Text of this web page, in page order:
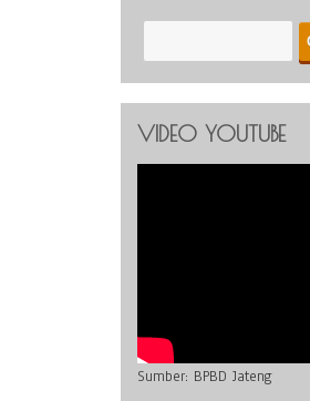
VIDEO YOUTUBE
Sumber: BPBD Jateng